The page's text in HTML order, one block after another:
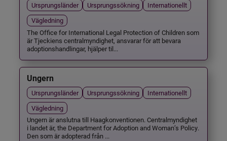
Ursprungsländer Ursprungssökning
Internationellt
Vägledning
The Office for International Legal Protection of Children som
är Tjeckiens centralmyndighet, ansvarar för att bevara
adoptionshandlingar, hjälper til...
Ungern
Ursprungsländer Ursprungssökning
Internationellt
Vägledning
Ungern är anslutna till Haagkonventionen. Centralmyndighet
i landet är, the Department for Adoption and Woman’s Policy.
Den som är adopterad från ...